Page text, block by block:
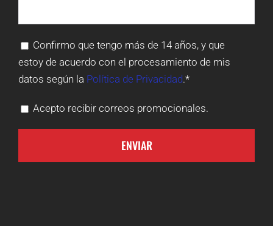
Confirmo que tengo más de 14 años, y que
estoy de acuerdo con el procesamiento de mis
datos según la Política de Privacidad.*
Acepto recibir correos promocionales.